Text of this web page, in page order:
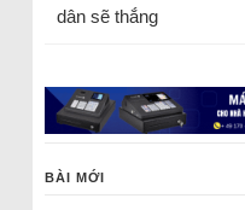
dân sẽ thắng
BÀI MỚI